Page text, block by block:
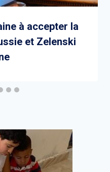
à accepter la
et Zelenski